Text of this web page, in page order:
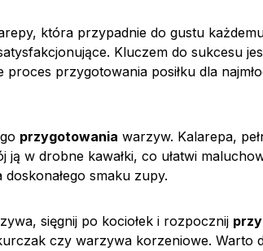
która przypadnie do gustu
Kluczem do sukcesu
proces przygotowania posiłku dla
przygotowania warzyw. Kalarepa,
ją w drobne kawałki, co ułatwi
smaku zupy.
sięgnij po kociołek i rozpocznij
czy warzywa korzeniowe. Warto